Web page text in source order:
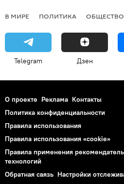
В МИРЕ ПОЛИТИКА ОБЩЕСТВО
Telegram Дзен
О проекте Реклама Контакты
Политика конфиденциальности
Правила использования
Правила использования «cookie»
Правила применения
технологий
Обратная связь Настройки